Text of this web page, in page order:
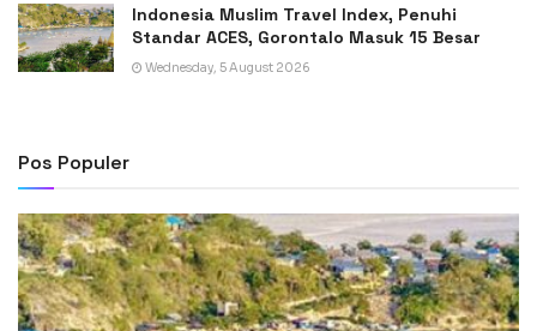
Indonesia Muslim Travel Index, Penuhi
Standar ACES, Gorontalo Masuk 15 Besar
Wednesday, 5 August 2026
Pos Populer